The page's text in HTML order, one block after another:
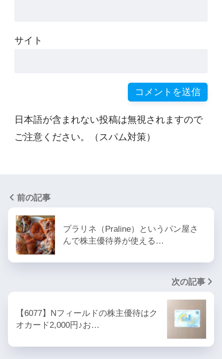
サイト
日本語が含まれない投稿は無視されますので
ご注意ください。（スパム対策）
前の記事
プラリネ（Praline）というパン屋さ
んで株主優待券が使える…
次の記事
【6077】Nフィールドの株主優待はク
オカード2,000円♪お…